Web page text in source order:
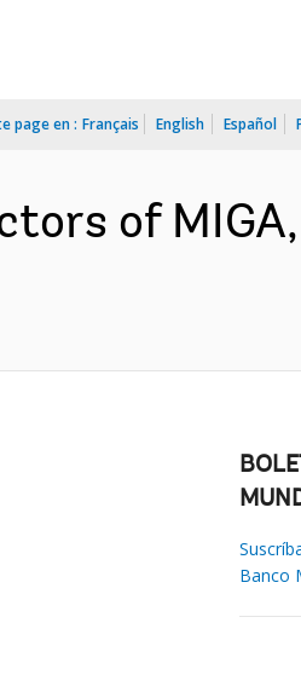
page en : Français English Español
of
Banco